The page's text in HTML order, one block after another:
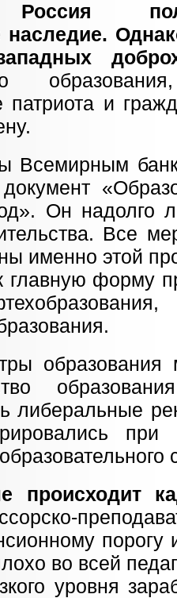
Россия
наследие.
патриота и
Всемирным
Он надолго
Все
именно этой
форму
либеральные
порогу
во всей
уровня